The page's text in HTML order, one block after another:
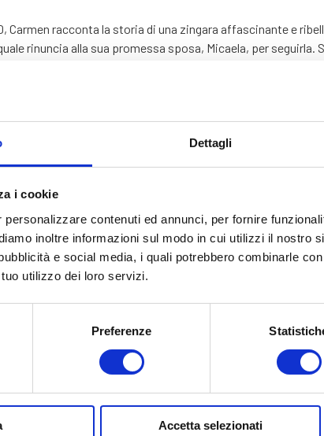
Dettagli
i cookie
contenuti ed annunci, per fornire
inoltre informazioni sul modo in cui utilizzi il nostro
e social media, i quali potrebbero combinarle
utilizzo dei loro servizi.
Preferenze
Accetta selezionati
Carmen racconta la storia di una zingara affascinante e
rinuncia alla sua promessa sposa, Micaela, per
coinvolgere nel mondo dei contrabbandieri, ma il loro
Il dramma raggiunge il culmine quando Escamillo, un
consumato dalla gelosia e dal rifiuto di lei di ricominciare
disperazione, la uccide.
continua a emozionare per la sua intensità e per
chi cerca ispirazione tra le passioni travolgenti e i
Arena è quello, maestoso e ricchissimo di dettagli, firmato
scena per la prima volta nel 1995.
con in scena oltre 500 persone tra cori, voci bianche,
di ballo Antonio Gades, l’Arena di Verona ha in cartellone ben
settembre: il 4 luglio, il 12 luglio, il 18 luglio e il 26 luglio alle
e il 3 settembre alle ore 21.
a 4 stelle più vicino all’Arena di Verona
, l’ideale per il
l’opera lirica in tutta la sua intensità, con l’eleganza e i
con garage privato
può offrirti.